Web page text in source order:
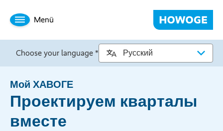
Menü
Choose your language *
Мой ХАВОГЕ
Проектируем кварталы
вместе